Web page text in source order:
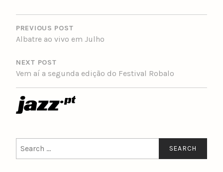
POST
NAVIGATION
PREVIOUS POST
Albatre ao vivo em Julho
NEXT POST
Vem aí a segunda edição do Festival Robalo
for: